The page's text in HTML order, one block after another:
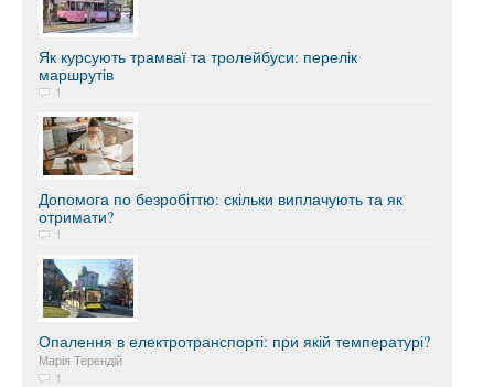
Як курсують трамваї та тролейбуси: перелік
маршрутів
1
Допомога по безробіттю: скільки виплачують та як
отримати?
1
Опалення в електротранспорті: при якій температурі?
Марія Терендій
1